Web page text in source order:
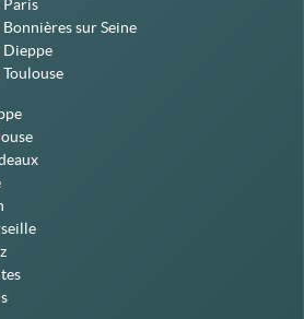
Paris
sur Seine
Dieppe